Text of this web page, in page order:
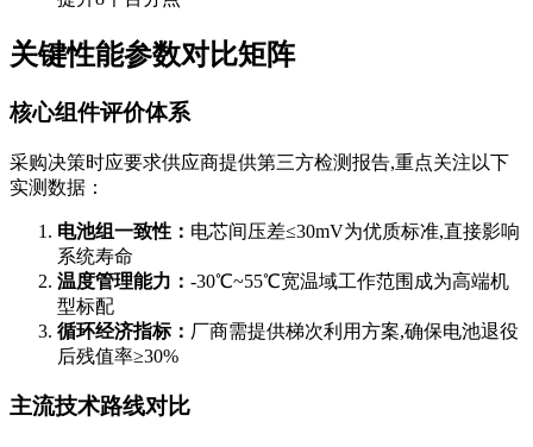
关键性能参数对比矩阵
核心组件评价体系
采购决策时应要求供应商提供第三方检测报告,重点关注以下
实测数据：
电池组一致性： 电芯间压差≤30mV为优质标准,直接影响
系统寿命
温度管理能力： -30℃~55℃宽温域工作范围成为高端机
型标配
循环经济指标： 厂商需提供梯次利用方案,确保电池退役
后残值率≥30%
主流技术路线对比